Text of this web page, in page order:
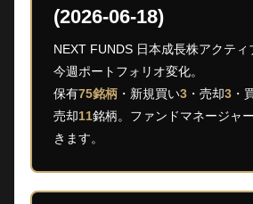
(2026-06-18)
NEXT FUNDS 日本成長株アクテ
今週ポートフォリオ変化。
保有75銘柄 ・新規買い3 ・売却3 ・
売却11銘柄。ファンドマネージャ
きます。